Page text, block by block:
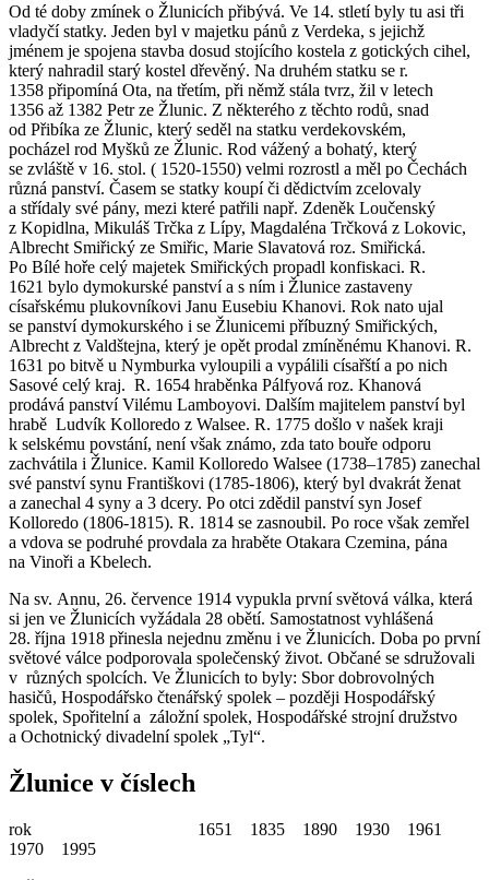
Od té doby zmínek o Žlunicích přibývá. Ve 14. stletí byly tu asi tři
vladyčí statky. Jeden byl v majetku pánů z Verdeka, s jejichž
jménem je spojena stavba dosud stojícího kostela z gotických cihel,
který nahradil starý kostel dřevěný. Na druhém statku se r.
1358 připomíná Ota, na třetím, při němž stála tvrz, žil v letech
1356 až 1382 Petr ze Žlunic. Z některého z těchto rodů, snad
od Přibíka ze Žlunic, který seděl na statku verdekovském,
pocházel rod Myšků ze Žlunic. Rod vážený a bohatý, který
se zvláště v 16. stol. ( 1520-1550) velmi rozrostl a měl po Čechách
různá panství. Časem se statky koupí či dědictvím zcelovaly
a střídaly své pány, mezi které patřili např. Zdeněk Loučenský
z Kopidlna, Mikuláš Trčka z Lípy, Magdaléna Trčková z Lokovic,
Albrecht Smiřický ze Smiřic, Marie Slavatová roz. Smiřická.
Po Bílé hoře celý majetek Smiřických propadl konfiskaci. R.
1621 bylo dymokurské panství a s ním i Žlunice zastaveny
císařskému plukovníkovi Janu Eusebiu Khanovi. Rok nato ujal
se panství dymokurského i se Žlunicemi příbuzný Smiřických,
Albrecht z Valdštejna, který je opět prodal zmíněnému Khanovi. R.
1631 po bitvě u Nymburka vyloupili a vypálili císařští a po nich
Sasové celý kraj. R. 1654 hraběnka Pálfyová roz. Khanová
prodává panství Vilému Lamboyovi. Dalším majitelem panství byl
hrabě Ludvík Kolloredo z Walsee. R. 1775 došlo v našek kraji
k selskému povstání, není však známo, zda tato bouře odporu
zachvátila i Žlunice. Kamil Kolloredo Walsee (1738–1785) zanechal
své panství synu Františkovi (1785-1806), který byl dvakrát ženat
a zanechal 4 syny a 3 dcery. Po otci zdědil panství syn Josef
Kolloredo (1806-1815). R. 1814 se zasnoubil. Po roce však zemřel
a vdova se podruhé provdala za hraběte Otakara Czemina, pána
na Vinoři a Kbelech.
Na sv. Annu, 26. července 1914 vypukla první světová válka, která
si jen ve Žlunicích vyžádala 28 obětí. Samostatnost vyhlášená
28. října 1918 přinesla nejednu změnu i ve Žlunicích. Doba po první
světové válce podporovala společenský život. Občané se sdružovali
v různých spolcích. Ve Žlunicích to byly: Sbor dobrovolných
hasičů, Hospodářsko čtenářský spolek – později Hospodářský
spolek, Spořitelní a záložní spolek, Hospodářské strojní družstvo
a Ochotnický divadelní spolek „Tyl“.
Žlunice v číslech
rok 1651 1835 1890 1930 1961
1970 1995